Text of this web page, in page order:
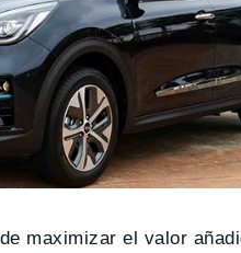
maximizar el valor